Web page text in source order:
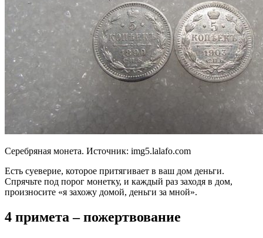
Серебряная монета. Источник: img5.lalafo.com
Есть суеверие, которое притягивает в ваш дом деньги.
Спрячьте под порог монетку, и каждый раз заходя в дом,
произносите «я захожу домой, деньги за мной».
4 примета – пожертвование